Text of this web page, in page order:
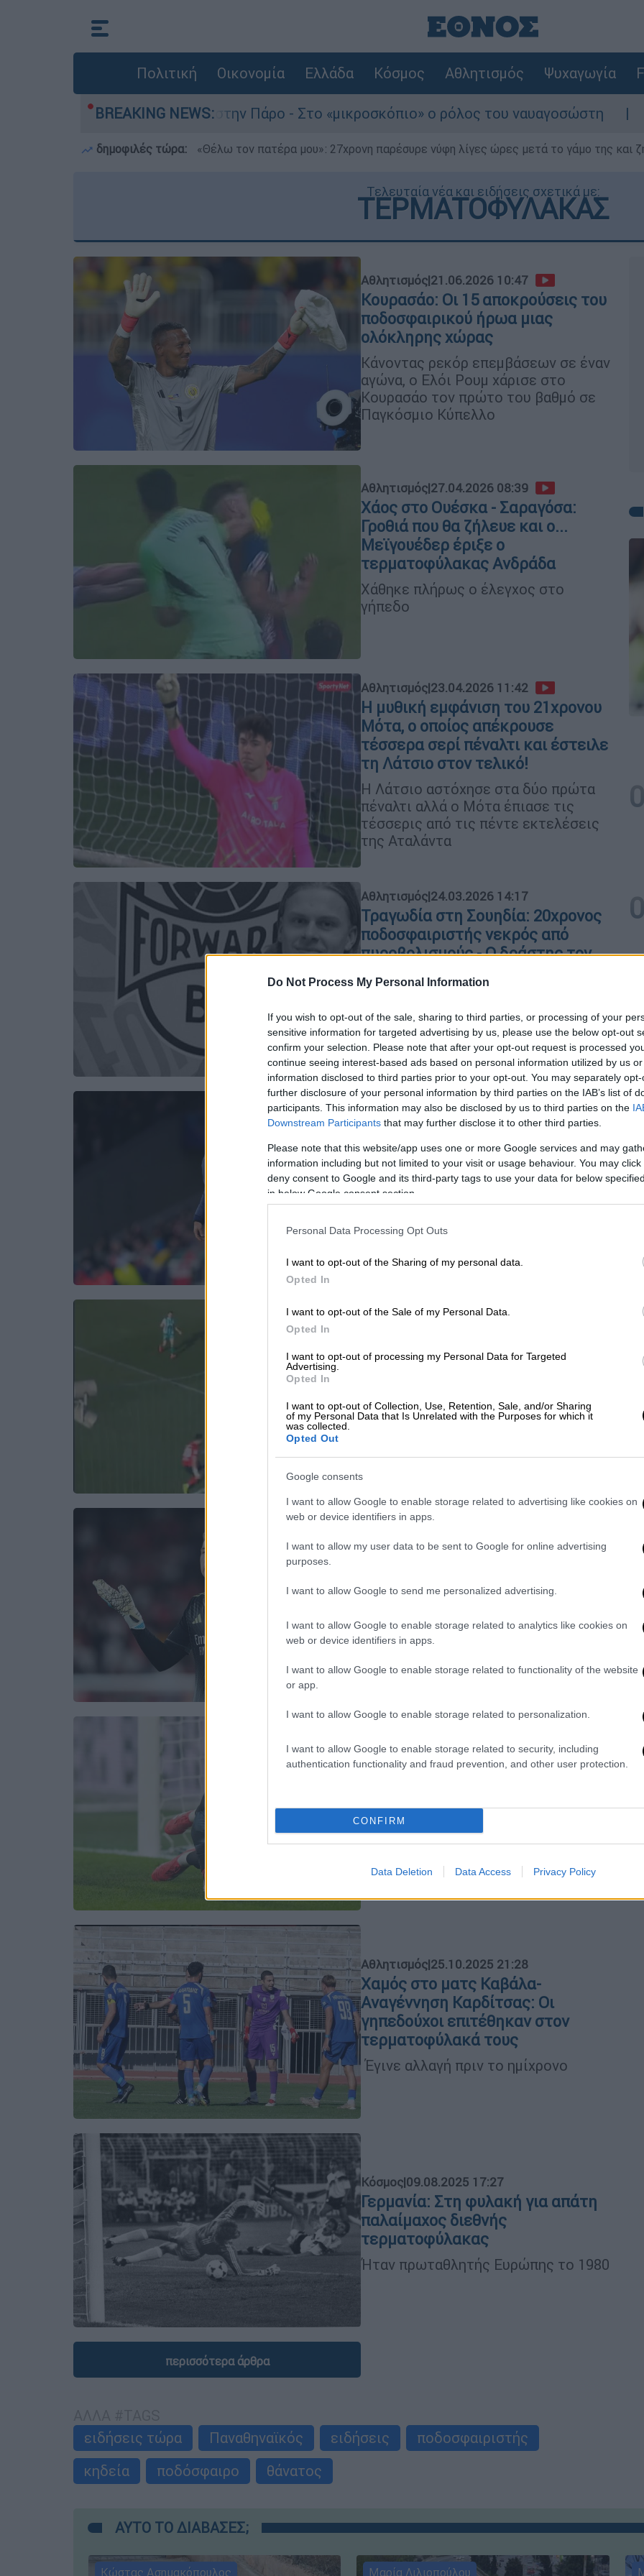
Do Not Process My Personal Information
If you wish to opt-out of the sale, sharing to third parties, or processing of your
sensitive information for targeted advertising by us, please use the below opt-out
confirm your selection. Please note that after your opt-out request is processed
continue seeing interest-based ads based on personal information utilized by us
information disclosed to third parties prior to your opt-out. You may separately
further disclosure of your personal information by third parties on the IAB’s list of
participants. This information may also be disclosed by us to third parties on the
Downstream Participants that may further disclose it to other third parties.
Please note that this website/app uses one or more Google services and may
information including but not limited to your visit or usage behaviour. You may
deny consent to Google and its third-party tags to use your data for below
in below Google consent section.
Personal Data Processing Opt Outs
I want to opt-out of the Sharing of my personal data.
Opted In
I want to opt-out of the Sale of my Personal Data.
Opted In
I want to opt-out of processing my Personal Data for Targeted
Advertising.
Opted In
I want to opt-out of Collection, Use, Retention, Sale, and/or Sharing
of my Personal Data that Is Unrelated with the Purposes for which it
was collected.
Opted Out
Google consents
I want to allow Google to enable storage related to advertising like cookies on
web or device identifiers in apps.
I want to allow my user data to be sent to Google for online advertising
purposes.
I want to allow Google to send me personalized advertising.
I want to allow Google to enable storage related to analytics like cookies on
web or device identifiers in apps.
I want to allow Google to enable storage related to functionality of the website
or app.
I want to allow Google to enable storage related to personalization.
I want to allow Google to enable storage related to security, including
authentication functionality and fraud prevention, and other user protection.
CONFIRM
Data Deletion Data Access Privacy Policy
Πολιτική Οικονομία Ελλάδα Κόσμος Αθλητισμός Ψυχαγωγία
BREAKING NEWS:
του 4χρονου στην Πάρο - Στο «μικροσκόπιο» ο ρόλος του ναυαγοσώστη Συναγερμός
δημοφιλές τώρα: «Θέλω τον πατέρα μου»: 27χρονη παρέσυρε νύφη λίγες ώρες μετά το γάμο της και
Τελευταία νέα και ειδήσεις σχετικά με:
ΤΕΡΜΑΤΟΦΥΛΑΚΑΣ
Αθλητισμός|21.06.2026 10:47
Κουρασάο: Οι 15 αποκρούσεις του
ποδοσφαιρικού ήρωα μιας
ολόκληρης χώρας
Κάνοντας ρεκόρ επεμβάσεων σε έναν
αγώνα, ο Ελόι Ρουμ χάρισε στο
Κουρασάο τον πρώτο του βαθμό σε
Παγκόσμιο Κύπελλο
Αθλητισμός|27.04.2026 08:39
Χάος στο Ουέσκα - Σαραγόσα:
Γροθιά που θα ζήλευε και ο...
Μεϊγουέδερ έριξε ο
τερματοφύλακας Ανδράδα
Χάθηκε πλήρως ο έλεγχος στο
γήπεδο
Αθλητισμός|23.04.2026 11:42
Η μυθική εμφάνιση του 21χρονου
Μότα, ο οποίος απέκρουσε
τέσσερα σερί πέναλτι και έστειλε
τη Λάτσιο στον τελικό!
Η Λάτσιο αστόχησε στα δύο πρώτα
πέναλτι αλλά ο Μότα έπιασε τις
τέσσερις από τις πέντε εκτελέσεις
της Αταλάντα
Αθλητισμός|24.03.2026 14:17
Τραγωδία στη Σουηδία: 20χρονος
ποδοσφαιριστής νεκρός από
πυροβολισμούς - Ο δράστης τον
ως τερματοφύλακας σε τοπική ομάδα
του Έρεμπρο, έχασε τη ζωή του την
ώρα που έκανε τη βόλτα του
Αθλητισμός|11.03.2026 12:20
Τότεναμ: Αυτό δεν είναι ομάδα,
είναι… κοινωνικό πείραμα
Από την απομάκρυνση του Άνζε
Ποστέκογλου μετά την κατάκτηση
στο 15΄του τερματοφύλακα που
Το είδαμε κι αυτό:
μπαλκόνι
Αθλητισμός|01.02.2026 08:15
Όταν σκοράρουν οι
«γίγαντας» Ανατόλι Τρούμπιν και
Ο Ουκρανός γκολκίπερ που πέτυχε
αιωνιότητα
Αθλητισμός|28.10.2025 13:42
Σοκ στην Ιταλία: Ο Τζόσεπ
σκότωσε 81χρονο
Το τραγικό δυστύχημα σημειώθηκε
κοντά στο προπονητικό κέντρο της
Ίντερ
Αθλητισμός|25.10.2025 21:28
Χαμός στο ματς Καβάλα-
Αναγέννηση Καρδίτσας: Οι
γηπεδούχοι επιτέθηκαν στον
τερματοφύλακά τους
Έγινε αλλαγή πριν το ημίχρονο
Κόσμος|09.08.2025 17:27
Γερμανία: Στη φυλακή για απάτη
παλαίμαχος διεθνής
τερματοφύλακας
Ήταν πρωταθλητής Ευρώπης το 1980
περισσότερα άρθρα
ειδήσεις τώρα
Παναθηναϊκός ειδήσεις
ποδοσφαιριστής
κηδεία
ποδόσφαιρο θάνατος
ΑΥΤΟ ΤΟ ΔΙΑΒΑΣΕΣ;
Κώστας Ασημακόπουλος Μαρία Λιλιοπούλου